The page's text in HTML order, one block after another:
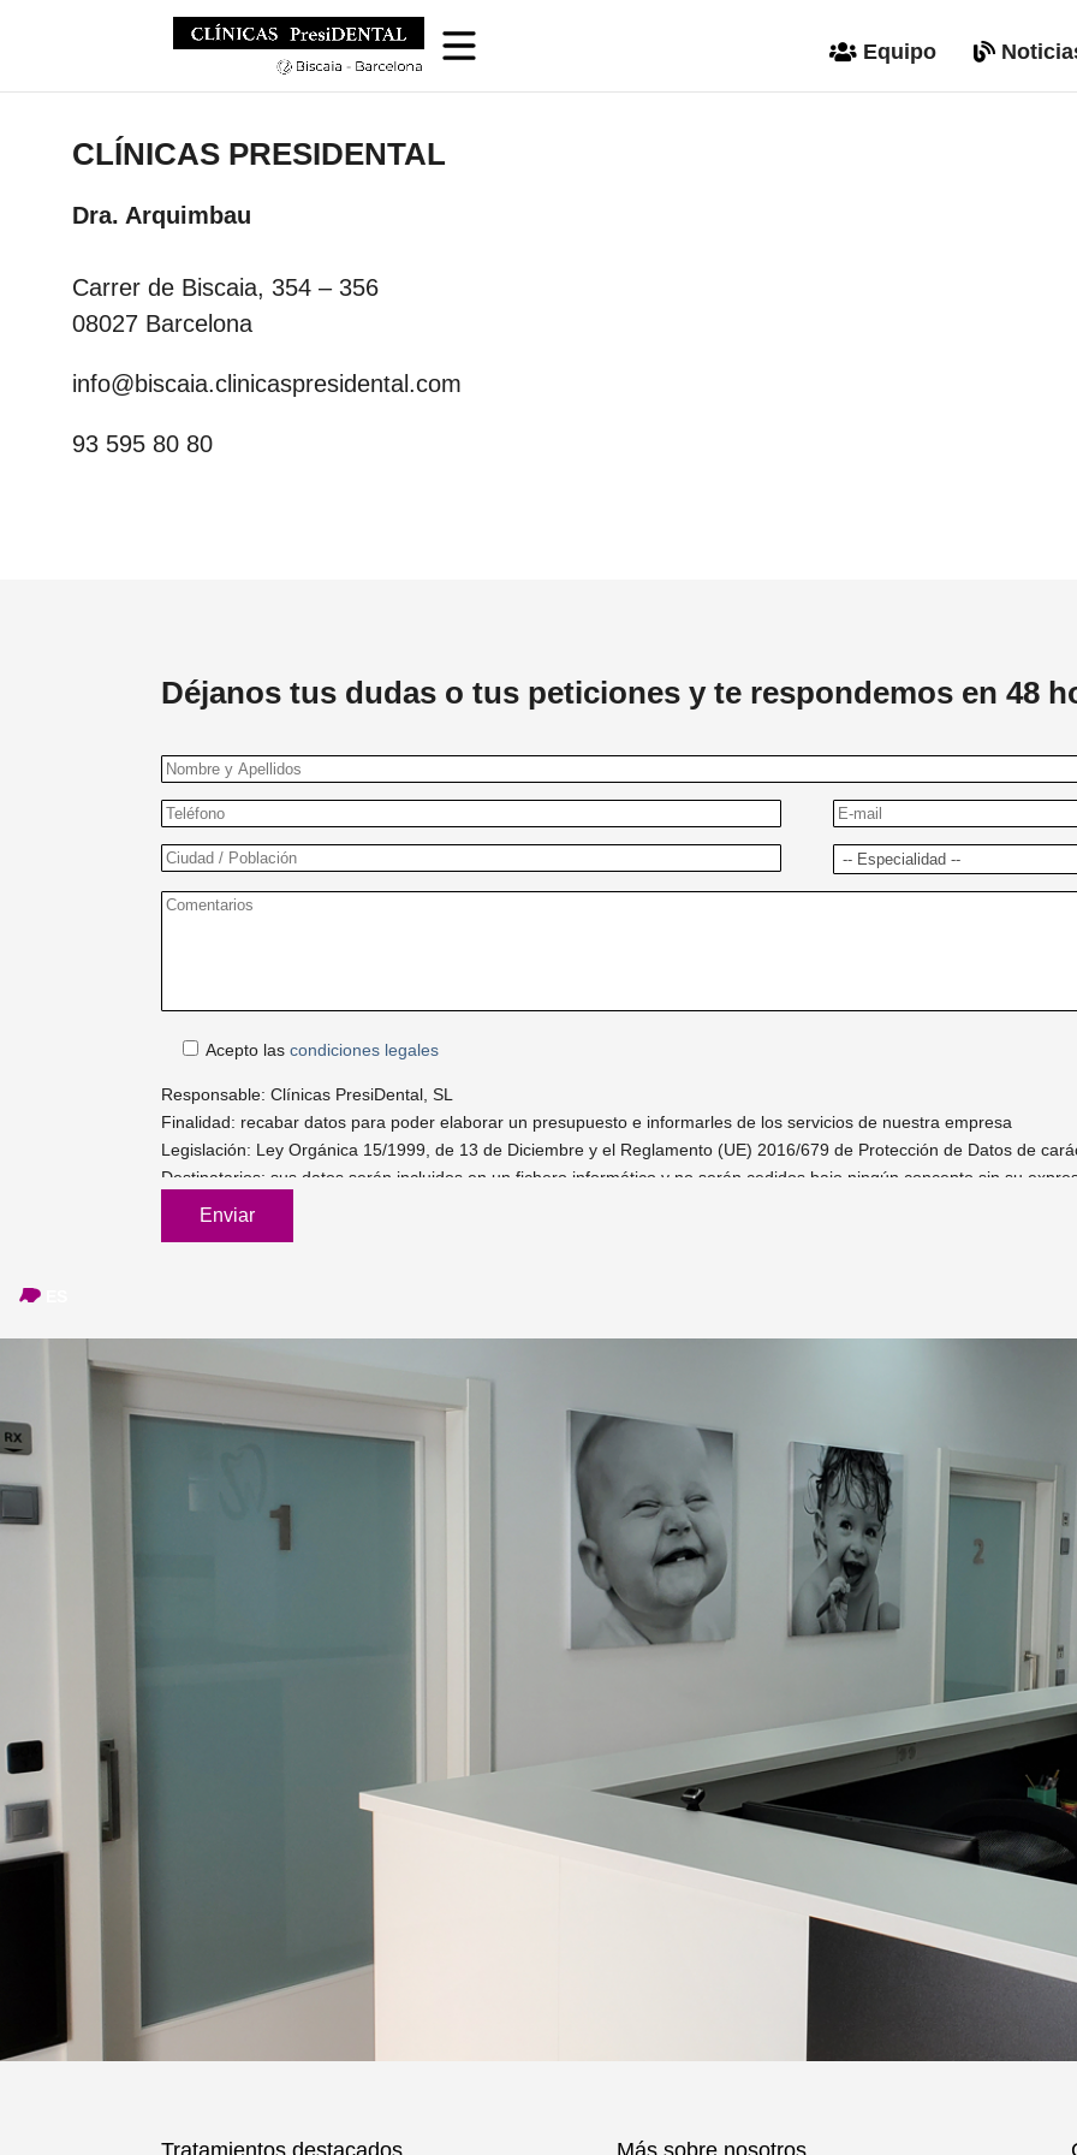
Equipo
CLÍNICAS PRESIDENTAL
Dra. Arquimbau
Carrer de Biscaia, 354 – 356
08027 Barcelona
info@biscaia.clinicaspresidental.com
93 595 80 80
Déjanos tus dudas o tus peticiones y te respondemos en 48
Acepto lascondiciones legales
Responsable: Clínicas PresiDental, SL
Finalidad: recabar datos para poder elaborar un presupuesto e informarles de los servicios de nuestra empresa
Legislación: Ley Orgánica 15/1999, de 13 de Diciembre y el Reglamento (UE) 2016/679 de Protección de Datos de
Destinatarios: sus datos serán incluidos en un fichero informático y no serán cedidos bajo ningún concepto sin su
Derechos: acceso, rectificación, limitación, supresión, portabilidad y oposición al tratamiento de datos de carácter
Tratamientos destacados Más sobre nosotros